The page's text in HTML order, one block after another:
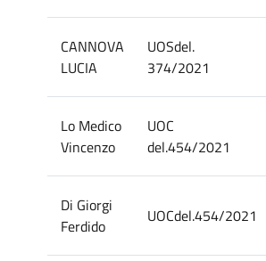
CANNOVA
LUCIA
UOSdel.
374/2021
Lo Medico
Vincenzo
UOC
del.454/2021
Di Giorgi
Ferdido
UOCdel.454/2021